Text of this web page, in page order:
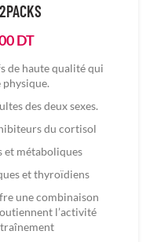
DTLe
actuel
est :
215.00
DT.
de haute qualité qui
des deux sexes.
du cortisol
et métaboliques
et thyroïdiens
une combinaison
l’activité